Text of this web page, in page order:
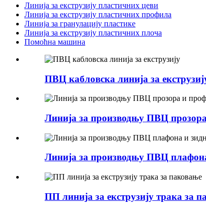
Линија за екструзију пластичних цеви
Линија за екструзију пластичних профила
Линија за гранулацију пластике
Линија за екструзију пластичних плоча
Помоћна машина
ПВЦ кабловска линија за
Линија за производњу ПВЦ
Линија за производњу ПВЦ
ПП линија за екструзију трака за